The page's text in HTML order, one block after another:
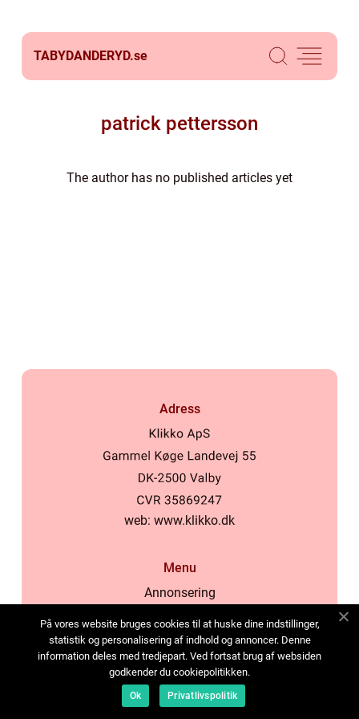
TABYDANDERYD.se
patrick pettersson
The author has no published articles yet
Adress
web: www.klikko.dk
Menu
Annonsering
Cookies
Kontakta oss
Sitemap
På vores website bruges cookies til at huske dine indstillinger,
statistik og personalisering af indhold og annoncer. Denne
information deles med tredjepart. Ved fortsat brug af websiden
godkender du cookiepolitikken.
Ok Privatlivspolitik